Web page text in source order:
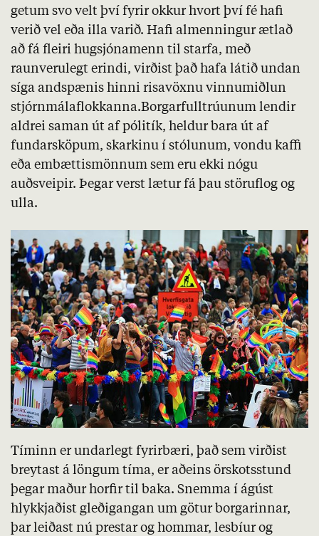
getum svo velt því fyrir okkur hvort því fé hafi
verið vel eða illa varið. Hafi almenningur ætlað
að fá fleiri hugsjónamenn til starfa, með
raunverulegt erindi, virðist það hafa látið undan
síga andspænis hinni risavöxnu vinnumiðlun
stjórnmálaflokkanna.Borgarfulltrúunum lendir
aldrei saman út af pólitík, heldur bara út af
fundarsköpum, skarkinu í stólunum, vondu kaffi
eða embættismönnum sem eru ekki nógu
auðsveipir. Þegar verst lætur fá þau störuflog og
ulla.
Tíminn er undarlegt fyrirbæri, það sem virðist
breytast á löngum tíma, er aðeins örskotsstund
þegar maður horfir til baka. Snemma í ágúst
hlykkjaðist gleðigangan um götur borgarinnar,
þar leiðast nú prestar og hommar, lesbíur og